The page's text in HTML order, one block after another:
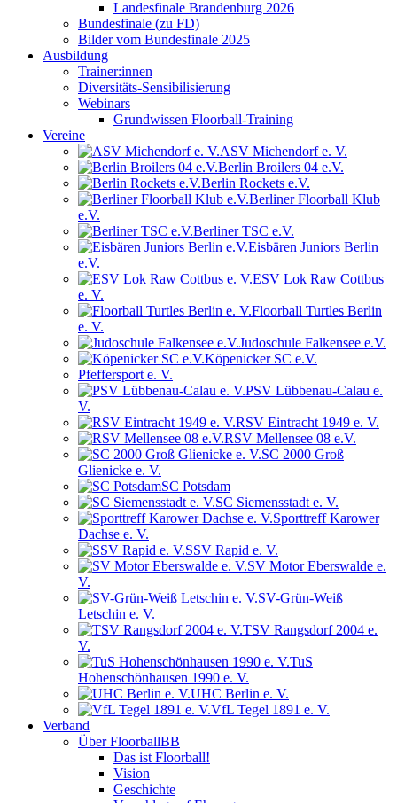
Landesfinale Brandenburg 2026
Bundesfinale (zu FD)
Bilder vom Bundesfinale 2025
Ausbildung
Trainer:innen
Diversitäts-Sensibilisierung
Webinars
Grundwissen Floorball-Training
Vereine
ASV Michendorf e. V.
Berlin Broilers 04 e.V.
Berlin Rockets e.V.
Berliner Floorball Klub
e.V.
Berliner TSC e.V.
Eisbären Juniors Berlin
e.V.
ESV Lok Raw Cottbus
e. V.
Floorball Turtles Berlin
e. V.
Judoschule Falkensee e.V.
Köpenicker SC e.V.
Pfeffersport e. V.
PSV Lübbenau-Calau e.
V.
RSV Eintracht 1949 e. V.
RSV Mellensee 08 e.V.
SC 2000 Groß
Glienicke e. V.
SC Potsdam
SC Siemensstadt e. V.
Sporttreff Karower
Dachse e. V.
SSV Rapid e. V.
SV Motor Eberswalde e.
V.
SV-Grün-Weiß
Letschin e. V.
TSV Rangsdorf 2004 e.
V.
TuS
Hohenschönhausen 1990 e. V.
UHC Berlin e. V.
VfL Tegel 1891 e. V.
Verband
Über FloorballBB
Das ist Floorball!
Vision
Geschichte